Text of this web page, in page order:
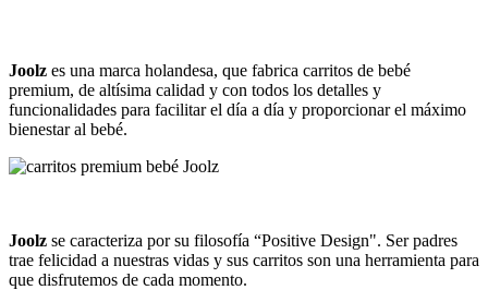
Joolz es una marca holandesa, que fabrica carritos de bebé
premium, de altísima calidad y con todos los detalles y
funcionalidades para facilitar el día a día y proporcionar el máximo
bienestar al bebé.
Joolz se caracteriza por su filosofía “Positive Design". Ser padres
trae felicidad a nuestras vidas y sus carritos son una herramienta para
que disfrutemos de cada momento.